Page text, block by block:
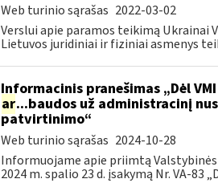
Web turinio sąrašas 2022-03-02
Verslui apie paramos teikimą Ukrainai
Lietuvos juridiniai ir fiziniai asmenys
Informacinis pranešimas „Dėl
ar...baudos už administracinį
patvirtinimo“
Web turinio sąrašas 2024-10-28
Informuojame apie priimtą Valstybinės
2024 m. spalio 23 d. įsakymą Nr. VA-83